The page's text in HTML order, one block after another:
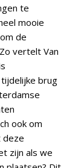
te
mooie
de
vertelt Van
brug
ook om
deze
zijn als we